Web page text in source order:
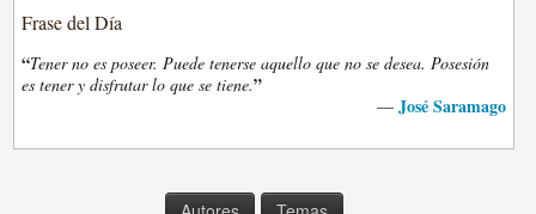
Frase del Día
“Tener no es poseer. Puede tenerse aquello que no se desea. Posesión
es tener y disfrutar lo que se tiene.”
— José Saramago